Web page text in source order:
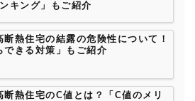
キング」もご紹介
断熱住宅の結露の危険性について！
できる対策」もご紹介
断熱住宅のC値とは？「C値のメリ